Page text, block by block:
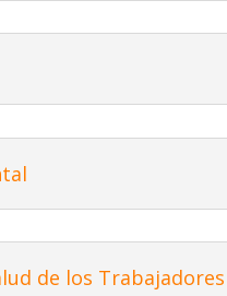
de los